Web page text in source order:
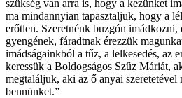
szükség van arra is, hogy a kezünket
ma mindannyian tapasztaljuk, hogy a
erőtlen. Szeretnénk buzgón imádkozni,
gyengének, fáradtnak érezzük
imádságainkból a tűz, a lelkesedés, az
keressük a Boldogságos Szűz Máriát,
megtaláljuk, aki az ő anyai szeretetével
bennünket.”